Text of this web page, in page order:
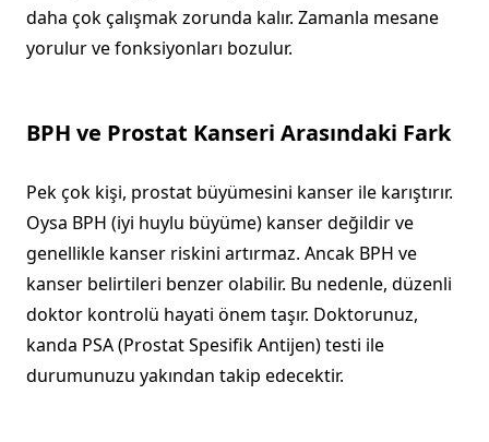
daha çok çalışmak zorunda kalır. Zamanla mesane
yorulur ve fonksiyonları bozulur.
BPH ve Prostat Kanseri Arasındaki Fark
Pek çok kişi, prostat büyümesini kanser ile karıştırır.
Oysa BPH (iyi huylu büyüme) kanser değildir ve
genellikle kanser riskini artırmaz. Ancak BPH ve
kanser belirtileri benzer olabilir. Bu nedenle, düzenli
doktor kontrolü hayati önem taşır. Doktorunuz,
kanda PSA (Prostat Spesifik Antijen) testi ile
durumunuzu yakından takip edecektir.